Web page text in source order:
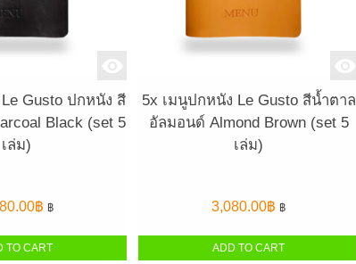
Gusto ปกหนัง สี
Black (set 5
เล่ม)
฿ ฿
TO CART
5x เมนูปกหนัง Le Gusto สีน้ำตาล
อัลมอนด์ Almond Brown (set 5
เล่ม)
3,080.00฿ ฿
ADD TO CART